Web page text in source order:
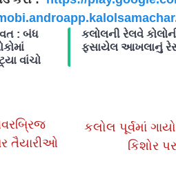
: બંધ
વાંચો
કલોલની રેલવે
ફસાયેલ આખલાનું
તૈયારીઓ
કલોલ પૂર્વમાં
કિશોર